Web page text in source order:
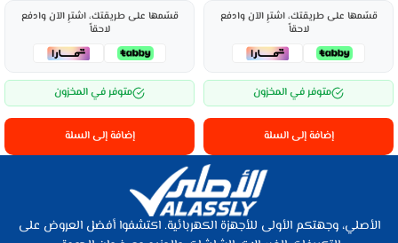
قسّمها على طريقتك، اشترِ الآن وادفع
لاحقاً
متوفر في المخزون
إضافة إلى السلة
قسّمها على طريقتك، اشترِ الآن وادفع
لاحقاً
متوفر في المخزون
إضافة إلى السلة
الأصلي، وجهتكم الأولى للأجهزة الكهربائية. اكتشفوا أفضل العروض على